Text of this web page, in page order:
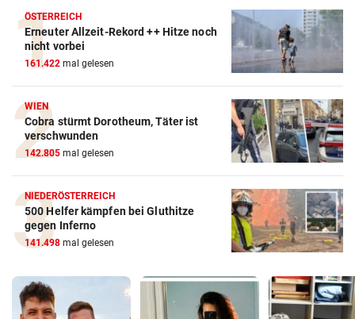
ÖSTERREICH
Erneuter Allzeit-Rekord ++ Hitze noch
nicht vorbei
161.422 mal gelesen
WIEN
Cobra stürmt Dorotheum, Täter ist
verschwunden
142.805 mal gelesen
NIEDERÖSTERREICH
500 Helfer kämpfen bei Gluthitze
gegen Inferno
141.498 mal gelesen